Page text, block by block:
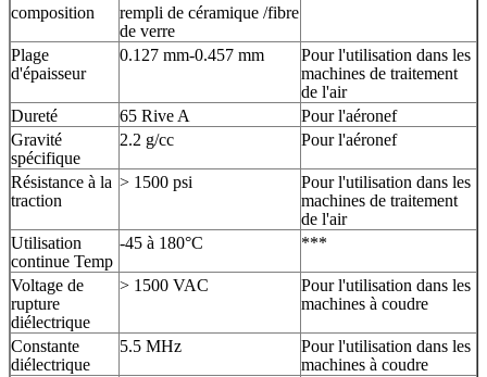
composition
rempli de céramique /fibre
de verre
Plage
d'épaisseur
0.127 mm-0.457 mm
Pour l'utilisation dans les
machines de traitement
de l'air
Dureté
65 Rive A
Pour l'aéronef
Gravité
spécifique
2.2 g/cc Pour l'aéronef
Résistance à la
traction
> 1500 psi
Pour l'utilisation dans les
machines de traitement
de l'air
Utilisation
continue Temp
-45 à 180°C ***
Voltage de
rupture
diélectrique
> 1500 VAC
Pour l'utilisation dans les
machines à coudre
Constante
diélectrique
5.5 MHz
Pour l'utilisation dans les
machines à coudre